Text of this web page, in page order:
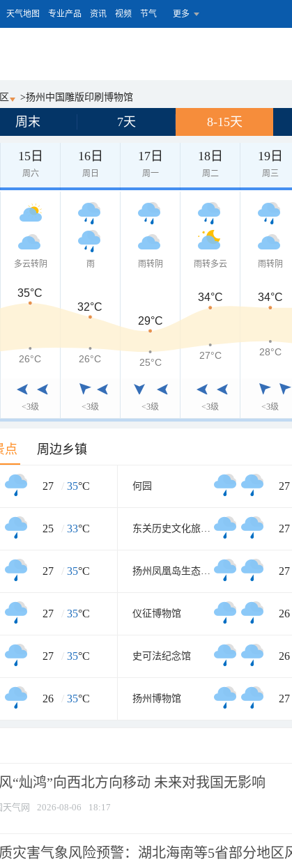
天气地图 专业产品 资讯 视频 节气 更多
>扬州中国雕版印刷博物馆
周末 7天 8-15天
15日
周六
16日
周日
17日
周一
18日
周二
19日
周三
多云转阴
<3级
雨
<3级
雨转阴
<3级
雨转多云
<3级
雨转阴
<3级
35°C
32°C
29°C
34°C 34°C
26°C 26°C 25°C
27°C 28°C
点 周边乡镇
27 / 35°C 何园 27
25 / 33°C 东关历史文化旅游区 27
27 / 35°C 扬州凤凰岛生态旅游区 27
27 / 35°C 仪征博物馆 26
27 / 35°C 史可法纪念馆 26
26 / 35°C 扬州博物馆 27
“灿鸿”向西北方向移动 未来对我国无影响
天气网 2026-08-06 18:17
灾害气象风险预警：湖北海南等5省部分地区